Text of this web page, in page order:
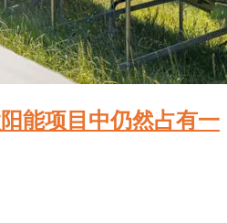
能项目中仍然占有一